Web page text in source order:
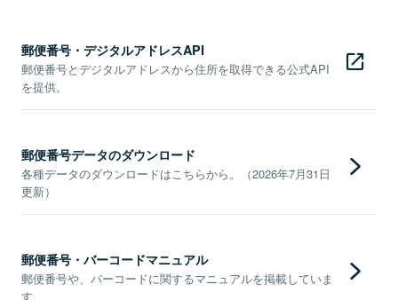
郵便番号・デジタルアドレスAPI
郵便番号とデジタルアドレスから住所を取得できる公式API
を提供。
郵便番号データのダウンロード
各種データのダウンロードはこちらから。（2026年7月31日
更新）
郵便番号・バーコードマニュアル
郵便番号や、バーコードに関するマニュアルを掲載していま
す。